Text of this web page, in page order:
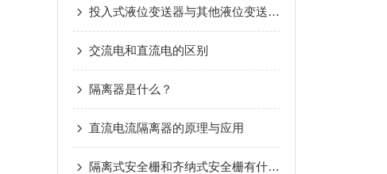
投入式液位变送器与其他液位变送器有哪些区别？
交流电和直流电的区别
隔离器是什么？
直流电流隔离器的原理与应用
隔离式安全栅和齐纳式安全栅有什么区别